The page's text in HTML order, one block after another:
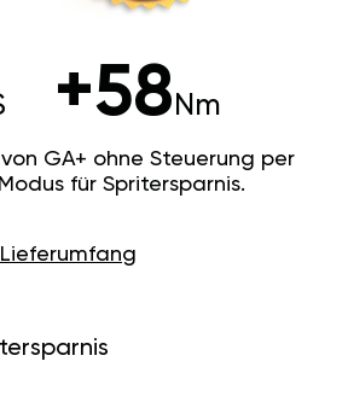
+58Nm
GA+ ohne Steuerung per
für Spritersparnis.
Lieferumfang